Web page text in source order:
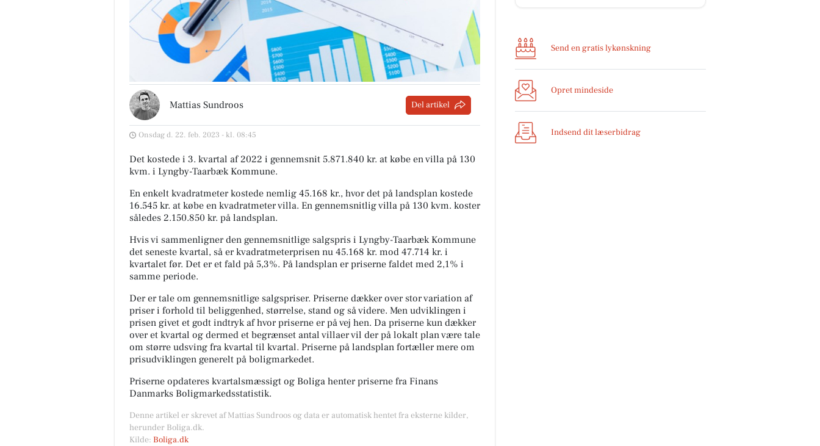
Mattias Sundroos Del artikel
Onsdag d. 22. feb. 2023 - kl. 08:45
Det kostede i 3. kvartal af 2022 i gennemsnit 5.871.840 kr. at købe en villa på 130
kvm. i Lyngby-Taarbæk Kommune.
En enkelt kvadratmeter kostede nemlig 45.168 kr., hvor det på landsplan kostede
16.545 kr. at købe en kvadratmeter villa. En gennemsnitlig villa på 130 kvm. koster
således 2.150.850 kr. på landsplan.
Hvis vi sammenligner den gennemsnitlige salgspris i Lyngby-Taarbæk Kommune
det seneste kvartal, så er kvadratmeterprisen nu 45.168 kr. mod 47.714 kr. i
kvartalet før. Det er et fald på 5,3%. På landsplan er priserne faldet med 2,1% i
samme periode.
Der er tale om gennemsnitlige salgspriser. Priserne dækker over stor variation af
priser i forhold til beliggenhed, størrelse, stand og så videre. Men udviklingen i
prisen givet et godt indtryk af hvor priserne er på vej hen. Da priserne kun dækker
over et kvartal og dermed et begrænset antal villaer vil der på lokalt plan være tale
om større udsving fra kvartal til kvartal. Priserne på landsplan fortæller mere om
prisudviklingen generelt på boligmarkedet.
Priserne opdateres kvartalsmæssigt og Boliga henter priserne fra Finans
Danmarks Boligmarkedsstatistik.
Denne artikel er skrevet af Mattias Sundroos og data er automatisk hentet fra eksterne kilder,
herunder Boliga.dk.
Kilde: Boliga.dk
Send en gratis lykønskning
Opret mindeside
Indsend dit læserbidrag